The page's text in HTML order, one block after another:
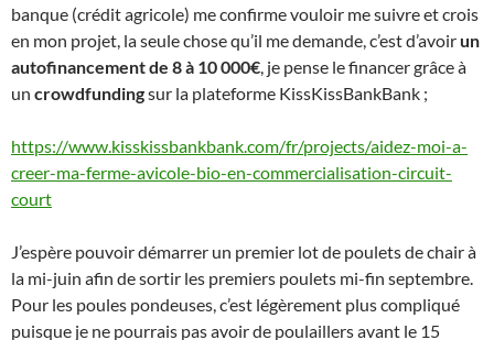
banque (crédit agricole) me confirme vouloir me suivre et crois
en mon projet, la seule chose qu’il me demande, c’est d’avoirun
autofinancement de 8 à 10 000€, je pense le financer grâce à
un crowdfundingsur la plateforme KissKissBankBank ;
https://www.kisskissbankbank.com/fr/projects/aidez-moi-a-
creer-ma-ferme-avicole-bio-en-commercialisation-circuit-
court
J’espère pouvoir démarrer un premier lot de poulets de chair à
la mi-juin afin de sortir les premiers poulets mi-fin septembre.
Pour les poules pondeuses, c’est légèrement plus compliqué
puisque je ne pourrais pas avoir de poulaillers avant le 15